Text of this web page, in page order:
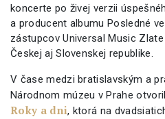
koncerte po živej verzii
a producent albumu Posledné
zástupcov Universal Music
Českej aj Slovenskej republike.
V čase medzi bratislavským a
Národnom múzeu v Prahe
Roky a dni, ktorá na